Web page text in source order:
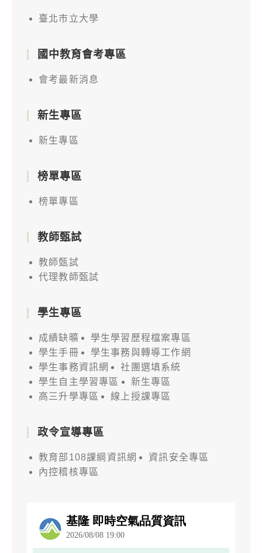
臺北市立大學
國中教育會考專區
會考最新消息
新生專區
新生專區
榜單專區
榜單專區
教師甄試
教師甄試
代理教師甄試
學生專區
成績缺曠
學生學習歷程檔案專區
學生手冊
學生事務與轉導工作網
學生事務資訊網
社團選填系統
學生自主學習專區
新生專區
高三升學專區
線上授課專區
政令宣導專區
教育部108課綱資訊網
資訊安全專區
內控稽核專區